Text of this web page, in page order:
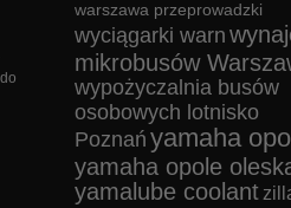
warszawa przeprowadzki
wyciągarki warn
mikrobusów
wypożyczalnia busów
osobowych lotnisko
Poznań yamaha
yamaha opole
yamalube coolant